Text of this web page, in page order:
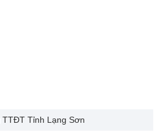
Tỉnh Lạng Sơn